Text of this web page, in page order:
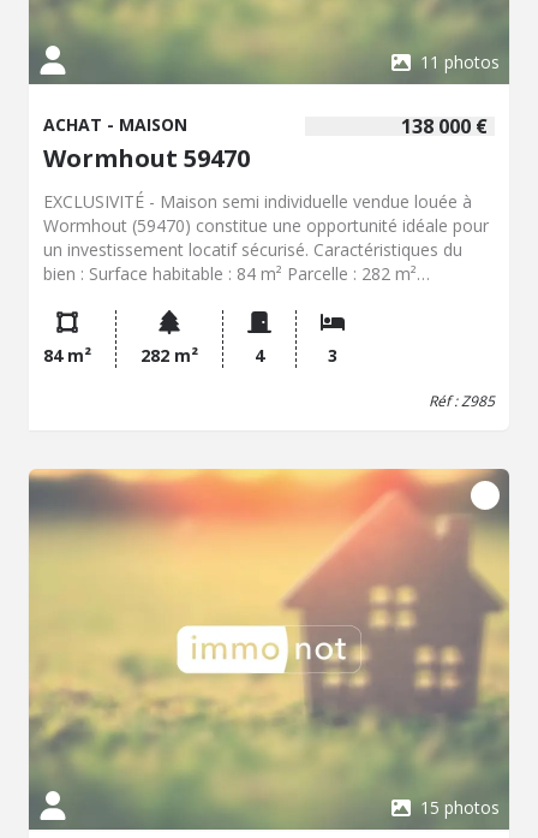
11 photos
138 000 €
ACHAT - MAISON
Wormhout 59470
EXCLUSIVITÉ - Maison semi individuelle vendue louée à
Wormhout (59470) constitue une opportunité idéale pour
un investissement locatif sécurisé. Caractéristiques du
bien : Surface habitable : 84 m² Parcelle : 282 m²
Cuisine, WC, Cave, Pergola À l'étage : Palier sur dalle
béton, 3 chambres, Salle d'eau, Extérieurs : Jardin clos,
Terrasse avec pergola, Dépendance, Place de
stationnement privative, Garage attenant Confort :
charges comprises Locataire en place depuis 2013 Bail en
cours jusqu'en AOUT 2028. Prolongation légale (Loi
Duflot) jusqu'en Aout 2031 Wormhout est une commune
dynamique de Flandre intérieure bénéficiant de nombreux
commerces, services, établissements scolaires et
infrastructures du quotidien. Sa situation géographique
permet un accès rapide aux principaux axes routiers ainsi
qu'à l'agglomération dunkerquoise. Ce bien représente
une excellente opportunité pour un investisseur
recherchant un revenu locatif immédiat dans un secteur
apprécié. Pour tout renseignement complémentaire ou
pour organiser une visite, contactez notre office notarial.
84 m² 282 m² 4 3
Réf : Z985
15 photos